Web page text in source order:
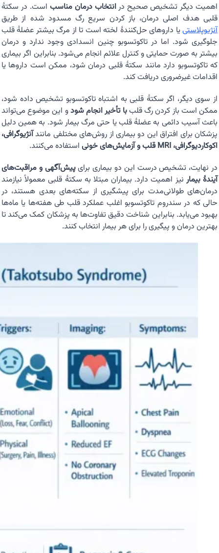
اهمیت دیگر تشخیص صحیح درانتخاب درمان مناسب است. در سکتهٔ
قلبی هدف اصلی درمان، باز کردن سریع رگ مسدود شده از طریق
آنژیوپلاستییا داروهای حل‌کنندهٔ لخته است تا از مرگ بیشتر عضلهٔ قلب
جلوگیری شود. اما در تاکوتسوبو چنین انسدادی وجود ندارد و درمان
بیشتر به صورت حمایتی و کنترل علائم انجام می‌شود. بنابراین اگر بیماری
که تاکوتسوبو دارد مانند سکتهٔ قلبی درمان شود، ممکن است داروها یا
اقدامات غیرضروری دریافت کند.
از سوی دیگر، اگر سکتهٔ قلبی به اشتباه تاکوتسوبو تشخیص داده شود،
ممکن است باز کردن رگ قلببا تأخیر انجام شودو این موضوع می‌تواند
باعث آسیب دائمی به عضلهٔ قلب یا حتی مرگ بیمار شود. به همین دلیل
پزشکان برای افتراق این دو بیماری از روش‌های مختلفی مانندآنژیوگرافی،
اکوکاردیوگرافی، MRI قلب و آزمایش‌های خونی
استفاده می‌کنند.
در نهایت، تشخیص درست این دو بیماری برایپیش‌آگهی و مراقبت‌های
آیندهٔ بیمار نیز اهمیت دارد. بیماران مبتلا به سکتهٔ قلبی معمولاً نیازمند
درمان‌های طولانی‌مدت برای پیشگیری از سکته‌های بعدی هستند، در
حالی که در سندروم تاکوتسوبو اغلب عملکرد قلب طی هفته‌ها یا ماه‌ها
بهبود می‌یابد. بنابراین شناخت دقیق تفاوت‌ها به پزشکان کمک می‌کند تا
بهترین درمان و پیگیری را برای هر بیمار انتخاب کنند.